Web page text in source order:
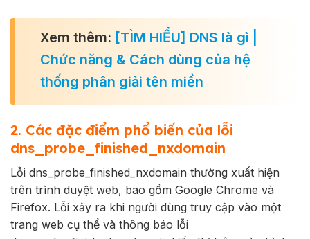
Xem thêm: [TÌM HIỂU] DNS là gì |
Chức năng & Cách dùng của hệ
thống phân giải tên miền
2. Các đặc điểm phổ biến của lỗi
dns_probe_finished_nxdomain
Lỗi dns_probe_finished_nxdomain thường xuất hiện
trên trình duyệt web, bao gồm Google Chrome và
Firefox. Lỗi xảy ra khi người dùng truy cập vào một
trang web cụ thể và thông báo lỗi